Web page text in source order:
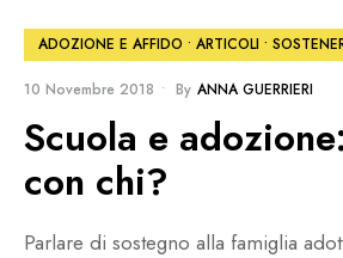
ADOZIONE E AFFIDO • ARTICOLI •
10 Novembre 2018 • By ANNA GUERRIERI
Scuola e
con chi?
Parlare di sostegno alla famiglia